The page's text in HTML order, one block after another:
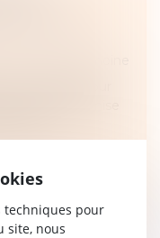
DES
en famille pour
une mise
dans un
techniques pour
site, nous